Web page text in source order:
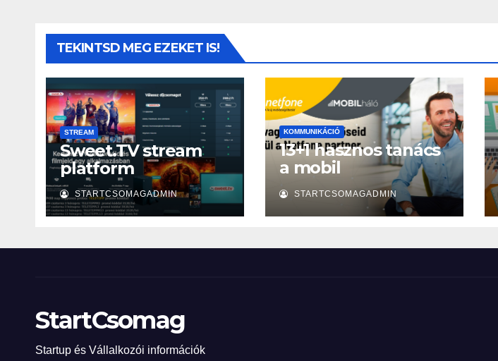
TEKINTSD MEG EZEKET IS!
STREAM
Sweet.TV stream
platform
STARTCSOMAGADMIN
KOMMUNIKÁCIÓ
13+1 hasznos tanács
a mobil
számhordozáshoz
STARTCSOMAGADMIN
StartCsomag
Startup és Vállalkozói információk